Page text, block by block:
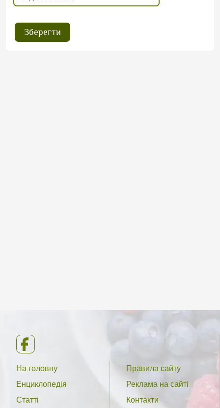
На головну
Енциклопедія
Статті
Правила сайту
Реклама на сайті
Контакти